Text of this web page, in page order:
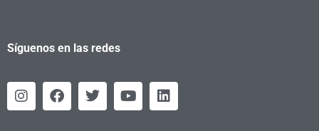
Síguenos en las redes